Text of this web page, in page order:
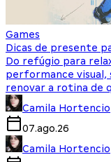
Games
Dicas de presente
Do refúgio para
performance visual,
renovar a rotina de
Camila Hortencio
07.ago.26
Camila Hortencio